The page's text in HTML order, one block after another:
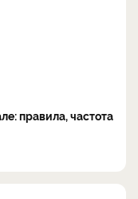
правила, частота